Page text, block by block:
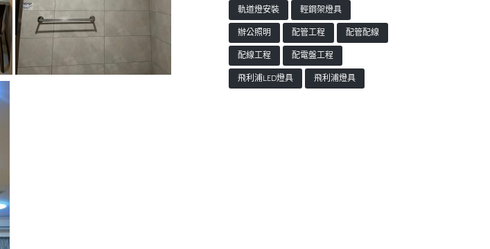
軌道燈安裝
輕鋼架燈具
辦公照明
配管工程
配管配線
配線工程
配電盤工程
飛利浦LED燈具
飛利浦燈具